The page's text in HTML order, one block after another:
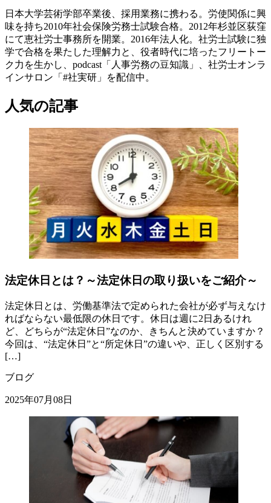
日本大学芸術学部卒業後、採用業務に携わる。労使関係に興
味を持ち2010年社会保険労務士試験合格。2012年杉並区荻窪
にて恵社労士事務所を開業。2016年法人化。社労士試験に独
学で合格を果たした理解力と、役者時代に培ったフリートー
ク力を生かし、podcast「人事労務の豆知識」、社労士オンラ
インサロン「#社実研」を配信中。
人気の記事
法定休日とは？～法定休日の取り扱いをご紹介～
法定休日とは、労働基準法で定められた会社が必ず与えなけ
ればならない最低限の休日です。休日は週に2日あるけれ
ど、どちらが“法定休日”なのか、きちんと決めていますか？
今回は、“法定休日”と“所定休日”の違いや、正しく区別する
[…]
ブログ
2025年07月08日